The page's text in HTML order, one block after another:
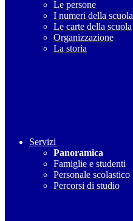
Le persone
I numeri della scuola
Le carte della scuola
Organizzazione
La storia
Servizi
Panoramica
Famiglie e studenti
Personale scolastico
Percorsi di studio